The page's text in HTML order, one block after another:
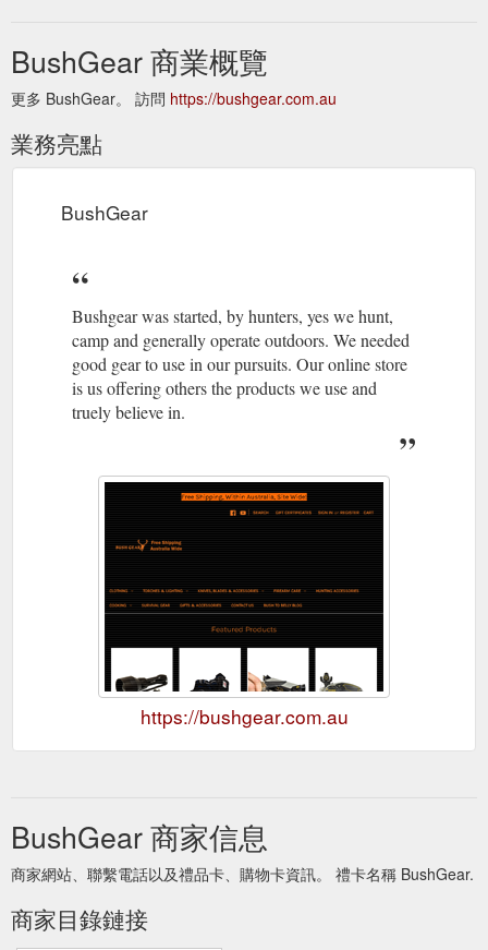
BushGear 商業概覽
更多 BushGear。 訪問 https://bushgear.com.au
業務亮點
BushGear
Bushgear was started, by hunters, yes we hunt,
camp and generally operate outdoors. We needed
good gear to use in our pursuits. Our online store
is us offering others the products we use and
truely believe in.
https://bushgear.com.au
BushGear 商家信息
商家網站、聯繫電話以及禮品卡、購物卡資訊。 禮卡名稱 BushGear.
商家目錄鏈接